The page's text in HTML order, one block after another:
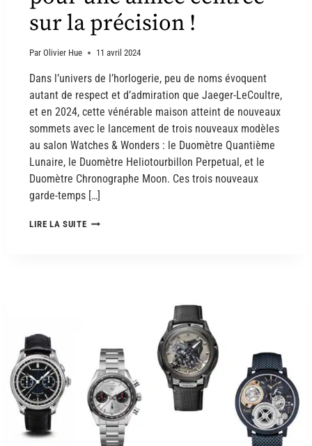
sur la précision !
Par Olivier Hue 11 avril 2024
Dans l’univers de l’horlogerie, peu de noms évoquent
autant de respect et d’admiration que Jaeger-LeCoultre,
et en 2024, cette vénérable maison atteint de nouveaux
sommets avec le lancement de trois nouveaux modèles
au salon Watches & Wonders : le Duomètre Quantième
Lunaire, le Duomètre Heliotourbillon Perpetual, et le
Duomètre Chronographe Moon. Ces trois nouveaux
garde-temps […]
LIRE LA SUITE